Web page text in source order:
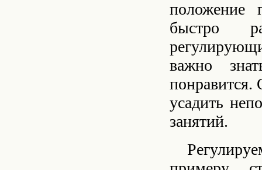
положение
быстро
важно
понравится.
усадить
занятий.